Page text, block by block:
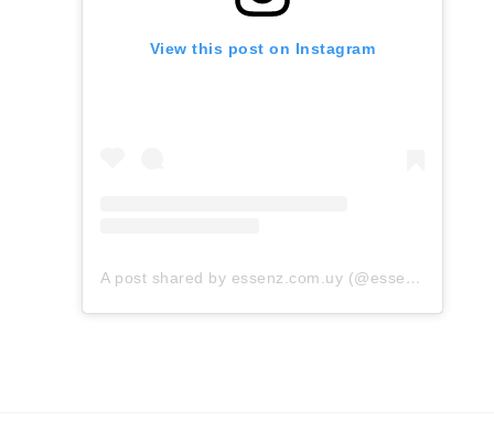
View this post on Instagram
A post shared by essenz.com.uy (@essenz.com.uy)